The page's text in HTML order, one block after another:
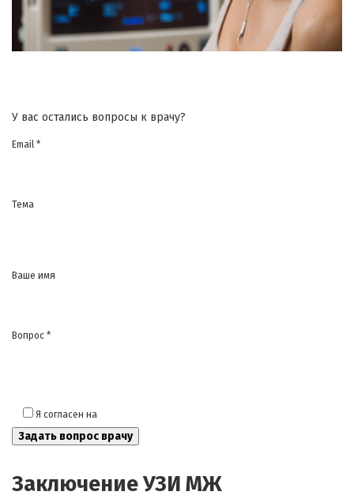
У вас остались вопросы к врачу?
Email *
Тема
Ваше имя
Вопрос *
Я согласен на
Заключение УЗИ МЖ